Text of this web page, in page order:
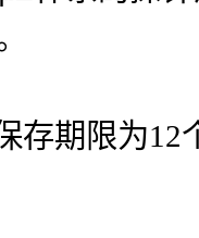
存期限为12